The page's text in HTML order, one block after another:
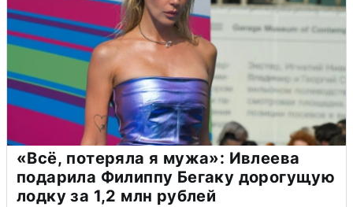
«Всё, потеряла я мужа»: Ивлеева
подарила Филиппу Бегаку дорогущую
лодку за 1,2 млн рублей